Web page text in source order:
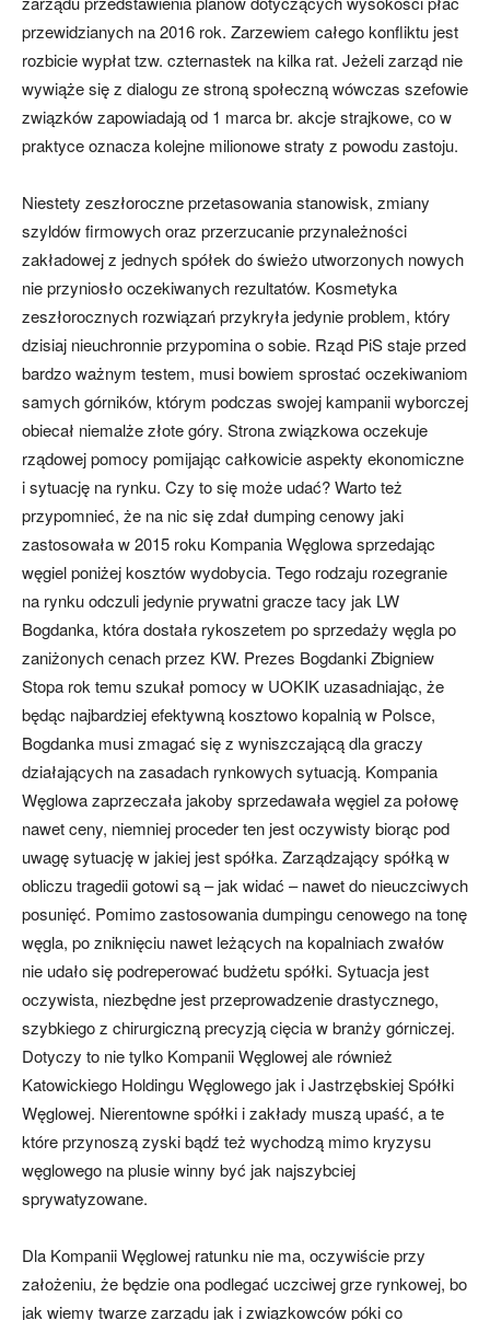
przewidzianych na 2016 rok. Zarzewiem całego konfliktu jest
rozbicie wypłat tzw. czternastek na kilka rat. Jeżeli zarząd nie
wywiąże się z dialogu ze stroną społeczną wówczas szefowie
związków zapowiadają od 1 marca br. akcje strajkowe, co w
praktyce oznacza kolejne milionowe straty z powodu zastoju.
Niestety zeszłoroczne przetasowania stanowisk, zmiany
szyldów firmowych oraz przerzucanie przynależności
zakładowej z jednych spółek do świeżo utworzonych nowych
nie przyniosło oczekiwanych rezultatów. Kosmetyka
zeszłorocznych rozwiązań przykryła jedynie problem, który
dzisiaj nieuchronnie przypomina o sobie. Rząd PiS staje przed
bardzo ważnym testem, musi bowiem sprostać oczekiwaniom
samych górników, którym podczas swojej kampanii wyborczej
obiecał niemalże złote góry. Strona związkowa oczekuje
rządowej pomocy pomijając całkowicie aspekty ekonomiczne
i sytuację na rynku. Czy to się może udać? Warto też
przypomnieć, że na nic się zdał dumping cenowy jaki
zastosowała w 2015 roku Kompania Węglowa sprzedając
węgiel poniżej kosztów wydobycia. Tego rodzaju rozegranie
na rynku odczuli jedynie prywatni gracze tacy jak LW
Bogdanka, która dostała rykoszetem po sprzedaży węgla po
zaniżonych cenach przez KW. Prezes Bogdanki Zbigniew
Stopa rok temu szukał pomocy w UOKIK uzasadniając, że
będąc najbardziej efektywną kosztowo kopalnią w Polsce,
Bogdanka musi zmagać się z wyniszczającą dla graczy
działających na zasadach rynkowych sytuacją. Kompania
Węglowa zaprzeczała jakoby sprzedawała węgiel za połowę
nawet ceny, niemniej proceder ten jest oczywisty biorąc pod
uwagę sytuację w jakiej jest spółka. Zarządzający spółką w
obliczu tragedii gotowi są – jak widać – nawet do nieuczciwych
posunięć. Pomimo zastosowania dumpingu cenowego na tonę
węgla, po zniknięciu nawet leżących na kopalniach zwałów
nie udało się podreperować budżetu spółki. Sytuacja jest
oczywista, niezbędne jest przeprowadzenie drastycznego,
szybkiego z chirurgiczną precyzją cięcia w branży górniczej.
Dotyczy to nie tylko Kompanii Węglowej ale również
Katowickiego Holdingu Węglowego jak i Jastrzębskiej Spółki
Węglowej. Nierentowne spółki i zakłady muszą upaść, a te
które przynoszą zyski bądź też wychodzą mimo kryzysu
węglowego na plusie winny być jak najszybciej
sprywatyzowane.
Dla Kompanii Węglowej ratunku nie ma, oczywiście przy
założeniu, że będzie ona podlegać uczciwej grze rynkowej, bo
jak wiemy twarze zarządu jak i związkowców póki co